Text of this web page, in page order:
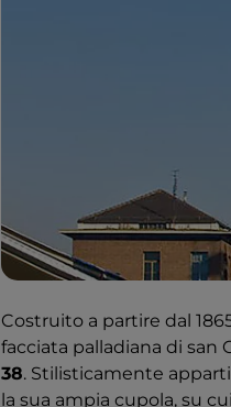
Costruito a partire dal
facciata palladiana di san
38. Stilisticamente
la sua ampia cupola, su